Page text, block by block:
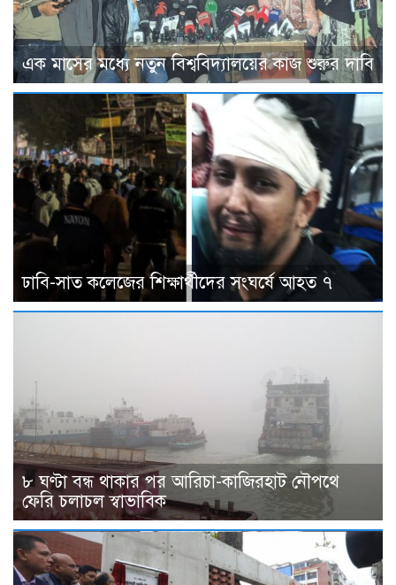
এক মাসের মধ্যে নতুন বিশ্ববিদ্যালয়ের কাজ শুরুর দাবি
ঢাবি-সাত কলেজের শিক্ষার্থীদের সংঘর্ষে আহত ৭
৮ ঘণ্টা বন্ধ থাকার পর আরিচা-কাজিরহাট নৌপথে
ফেরি চলাচল স্বাভাবিক